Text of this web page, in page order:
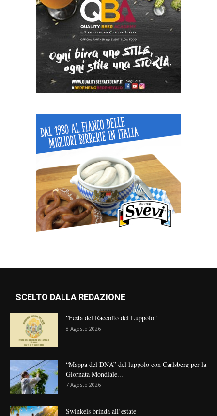
SCELTO DALLA REDAZIONE
“Festa del Raccolto del Luppolo”
8 Agosto 2026
“Mappa del DNA” del luppolo con Carlsberg per la
Giornata Mondiale...
7 Agosto 2026
Swinkels brinda all’estate